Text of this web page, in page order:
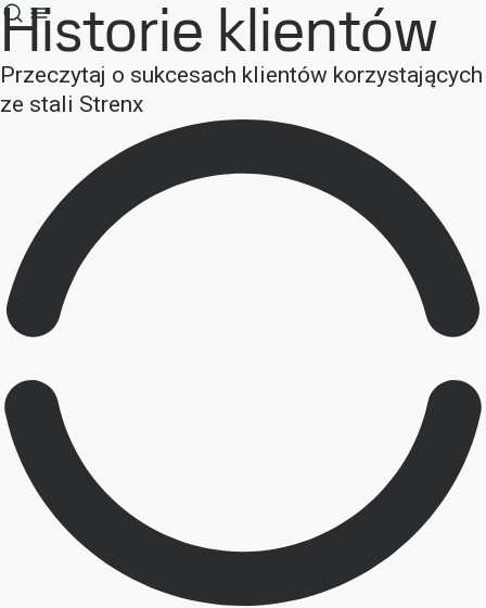
Historie klientów
Przeczytaj o sukcesach klientów korzystających
ze stali Strenx